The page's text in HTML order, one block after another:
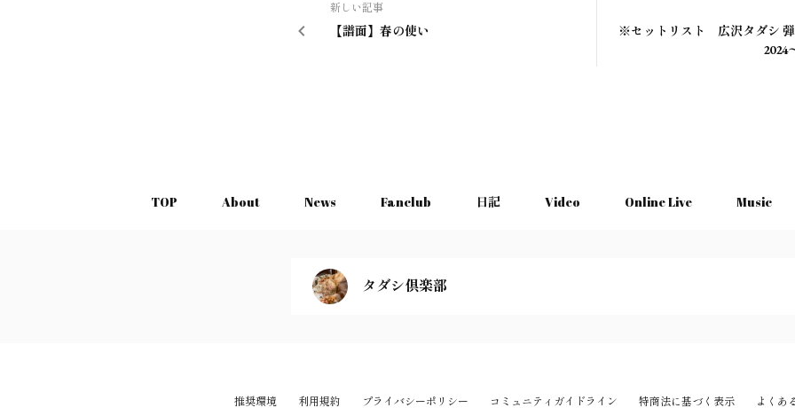
新しい記事
【譜面】春の使い
※セットリスト 広沢タダシ
2024
TOP About News Fanclub 日記 Video Online Live Music
タダシ倶楽部
推奨環境 利用規約 プライバシーポリシー コミュニティガイドライン 特商法に基づく表示 よくあ